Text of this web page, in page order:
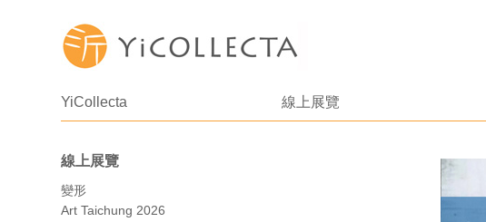
YiCollecta 線上展覽
線上展覽
變形
Art Taichung 2026